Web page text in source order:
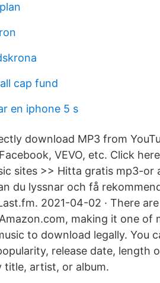
cap fund
en iphone 5 s
download MP3 from
VEVO, etc. Click
sites >> Hitta gratis mp3-or
du lyssnar och få
2021-04-02 · There
making it one
to download legally. You
release date, length
title, artist, or album.